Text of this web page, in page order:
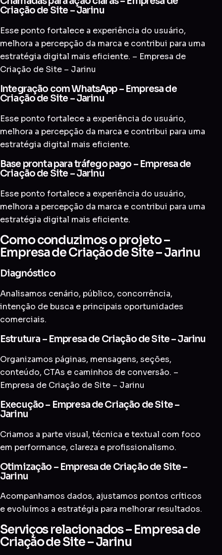
Criação de Site – Jarinu
Esse ponto fortalece a experiência do usuário,
melhora a percepção da marca e contribui para uma
estratégia digital mais eficiente. – Empresa de
Criação de Site – Jarinu
Integração com WhatsApp – Empresa de
Criação de Site – Jarinu
Esse ponto fortalece a experiência do usuário,
melhora a percepção da marca e contribui para uma
estratégia digital mais eficiente.
Base pronta para tráfego pago – Empresa de
Criação de Site – Jarinu
Esse ponto fortalece a experiência do usuário,
melhora a percepção da marca e contribui para uma
estratégia digital mais eficiente.
Como conduzimos o projeto –
Empresa de Criação de Site – Jarinu
Diagnóstico
Analisamos cenário, público, concorrência,
intenção de busca e principais oportunidades
comerciais.
Estrutura – Empresa de Criação de Site – Jarinu
Organizamos páginas, mensagens, seções,
conteúdo, CTAs e caminhos de conversão. –
Empresa de Criação de Site – Jarinu
Execução – Empresa de Criação de Site –
Jarinu
Criamos a parte visual, técnica e textual com foco
em performance, clareza e profissionalismo.
Otimização – Empresa de Criação de Site –
Jarinu
Acompanhamos dados, ajustamos pontos críticos
e evoluímos a estratégia para melhorar resultados.
Serviços relacionados – Empresa de
Criação de Site – Jarinu